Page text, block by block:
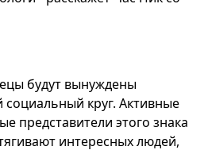
будут вынуждены
социальный круг. Активные
представители этого знака
интересных людей,